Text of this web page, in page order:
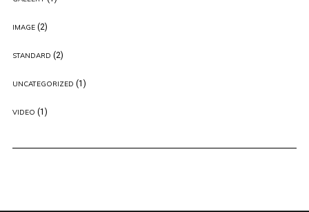
IMAGE(2)
STANDARD (2)
UNCATEGORIZED (1)
VIDEO (1)